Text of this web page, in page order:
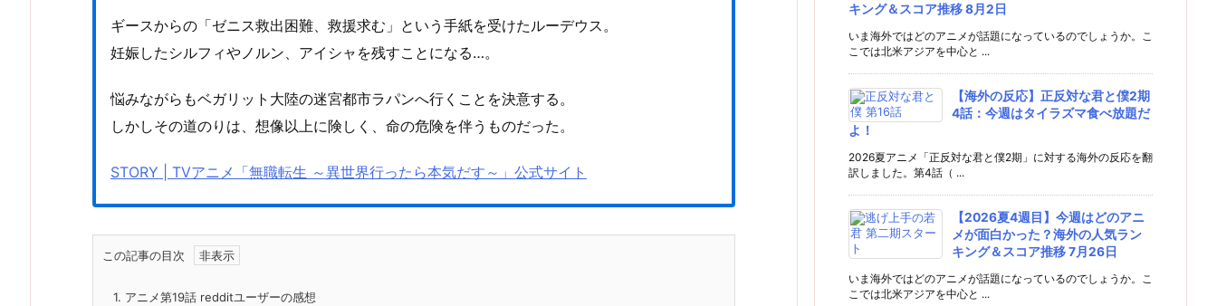
ギースからの「ゼニス救出困難、救援求む」という手紙を受けたルーデウス。
妊娠したシルフィやノルン、アイシャを残すことになる…。
悩みながらもベガリット大陸の迷宮都市ラパンへ行くことを決意する。
しかしその道のりは、想像以上に険しく、命の危険を伴うものだった。
STORY | TVアニメ「無職転生 ～異世界行ったら本気だす～」公式サイト
この記事の目次
1. アニメ第19話 redditユーザーの感想
キング＆スコア推移 8月2日
いま海外ではどのアニメが話題になっているのでしょうか。こ
こでは北米アジアを中心と ...
【海外の反応】正反対な君と僕2期
4話：今週はタイラズマ食べ放題だ
よ！
2026夏アニメ「正反対な君と僕2期」に対する海外の反応を翻
訳しました。第4話（ ...
【2026夏4週目】今週はどのアニ
メが面白かった？海外の人気ラン
キング＆スコア推移 7月26日
いま海外ではどのアニメが話題になっているのでしょうか。こ
こでは北米アジアを中心と ...